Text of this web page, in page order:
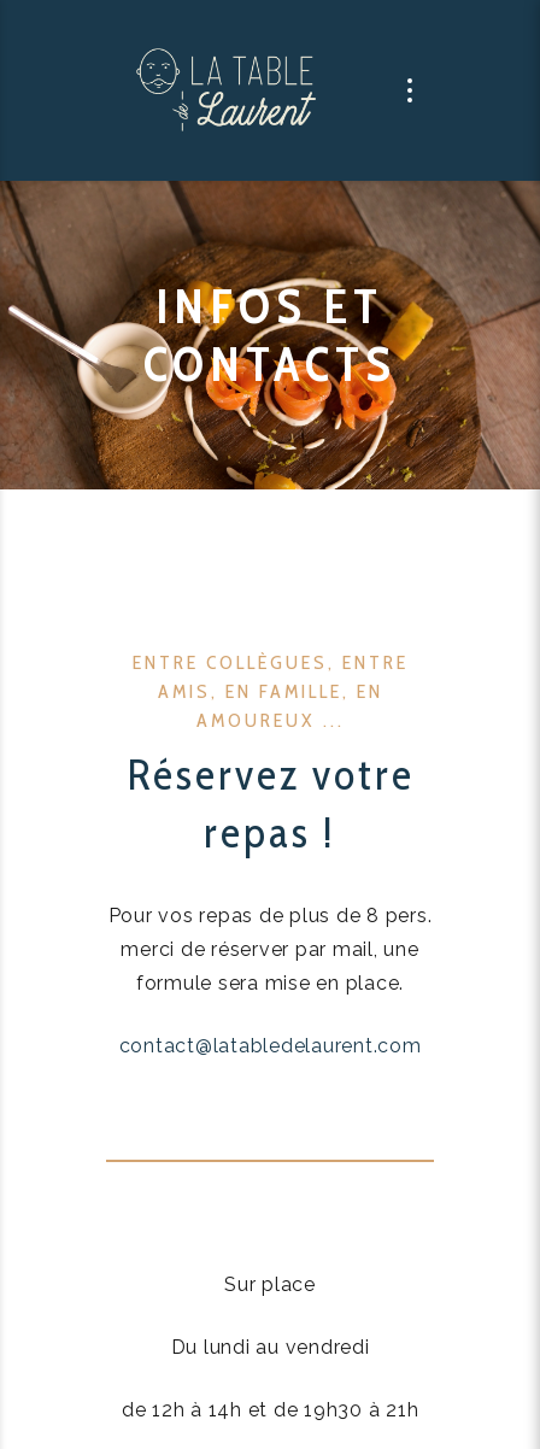
INFOS ET
CONTACTS
ENTRE COLLÈGUES, ENTRE
AMIS, EN FAMILLE, EN
AMOUREUX ...
Réservez votre
repas !
Pour vos repas de plus de 8 pers.
merci de réserver par mail, une
formule sera mise en place.
contact@latabledelaurent.com
Sur place
Du lundi au vendredi
de 12h à 14h et de 19h30 à 21h